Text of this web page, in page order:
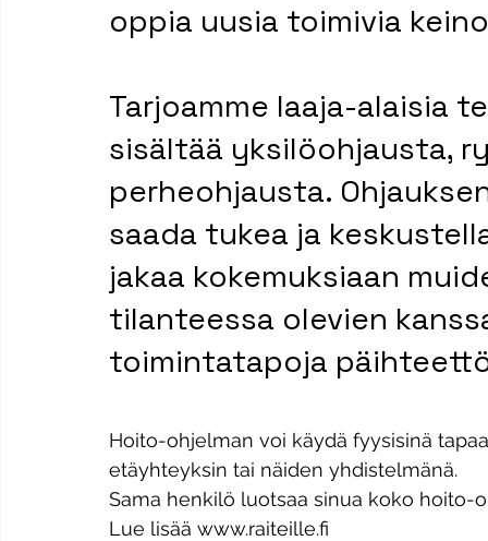
oppia uusia toimivia
Tarjoamme laaja-alaisia
sisältää yksilöohjausta,
perheohjausta.
saada tukea ja
jakaa kokemuksiaan
tilanteessa olevien
toimintatapoja
Hoito-ohjelman voi käydä fyysisinä
etäyhteyksin tai näiden yhdistelmänä.
​Sama henkilö luotsaa sinua koko hoito-
Lue lisää www.raiteille.fi